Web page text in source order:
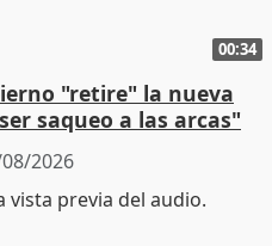
00:34
"retire" la nueva
saqueo a las arcas"
2026